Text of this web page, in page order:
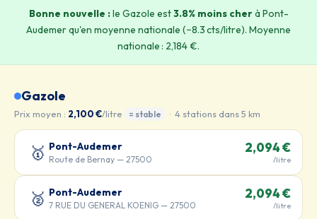
Bonne nouvelle :le Gazole est3.8% moins cherà Pont-
Audemer qu'en moyenne nationale (−8.3 cts/litre). Moyenne
nationale : 2,184 €.
Gazole
Prix moyen : 2,100 €/litre = stable · 4 stations dans 5 km
🥇 Pont-Audemer
Route de Bernay — 27500
2,094 €
/litre
🥈 Pont-Audemer
7 RUE DU GENERAL KOENIG — 27500
2,094 €
/litre